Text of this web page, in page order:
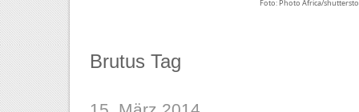
Foto: Photo Africa/
Brutus Tag